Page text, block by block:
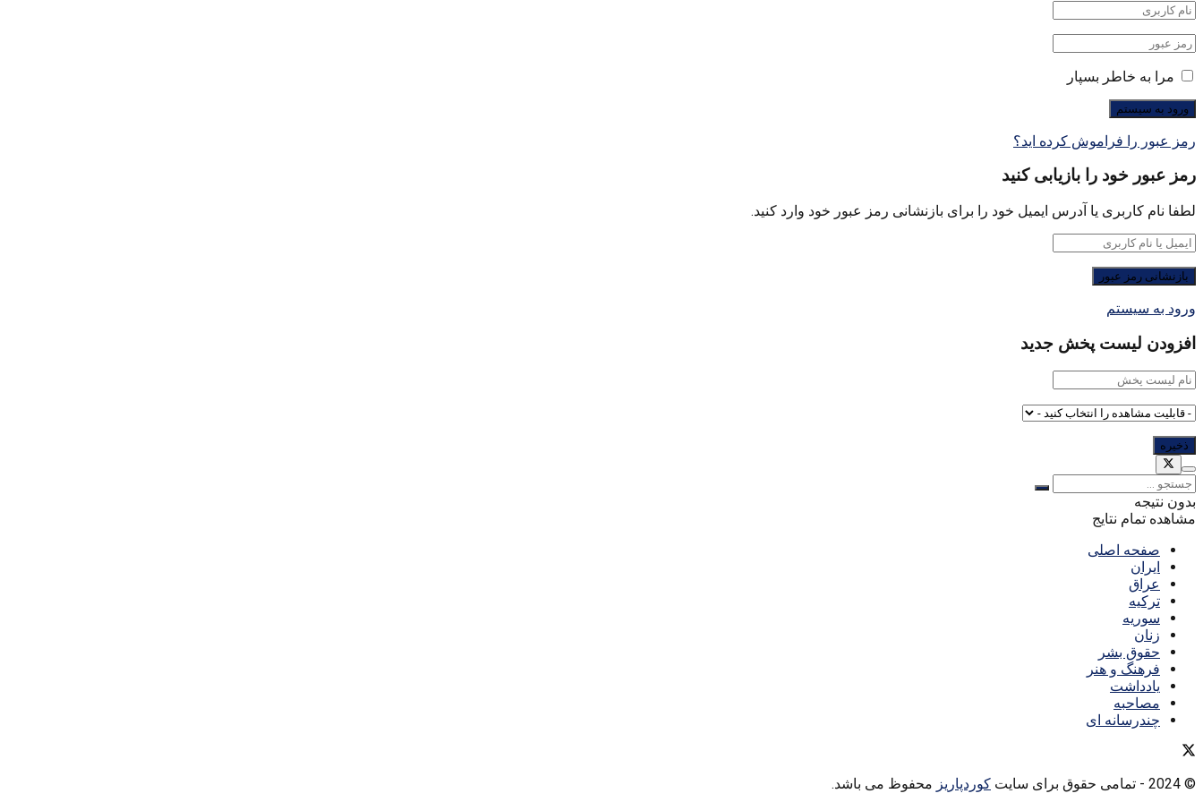
مرا به خاطر بسپار
رمز عبور را فراموش کرده اید؟
رمز عبور خود را بازیابی کنید
لطفا نام کاربری یا آدرس ایمیل خود را برای بازنشانی رمز عبور خود وارد کنید.
ورود به سیستم
افزودن لیست پخش جدید
بدون نتیجه
مشاهده تمام نتایج
صفحه اصلی
ایران
عراق
ترکیه
سوریه
زنان
حقوق بشر
فرهنگ و هنر
یادداشت
مصاحبه
چندرسانه ای
© 2024 - تمامی حقوق برای سایت کوردپاریز محفوظ می باشد.